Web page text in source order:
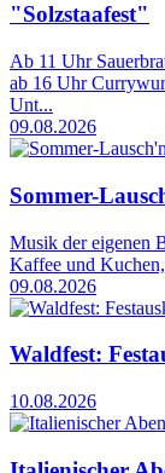
"Solzstaafest"
Ab 11 Uhr
ab 16 Uhr
Unt...
09.08.2026
Sommer-
Musik der eigenen
Kaffee und
09.08.2026
Waldfest:
10.08.2026